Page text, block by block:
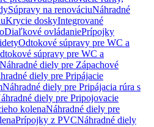
Súpravy na renováciuNáhradné
Krycie doskyIntegrované
Diaľkové ovládaniePrípojky
Odtokové súpravy pre WC a
súpravy pre WC a
Náhradné diely pre Zápachové
diely pre Pripájacie
Náhradné diely pre Pripájacia rúra s
diely pre Pripojovacie
kolenaNáhradné diely pre
Prípojky z PVCNáhradné diely